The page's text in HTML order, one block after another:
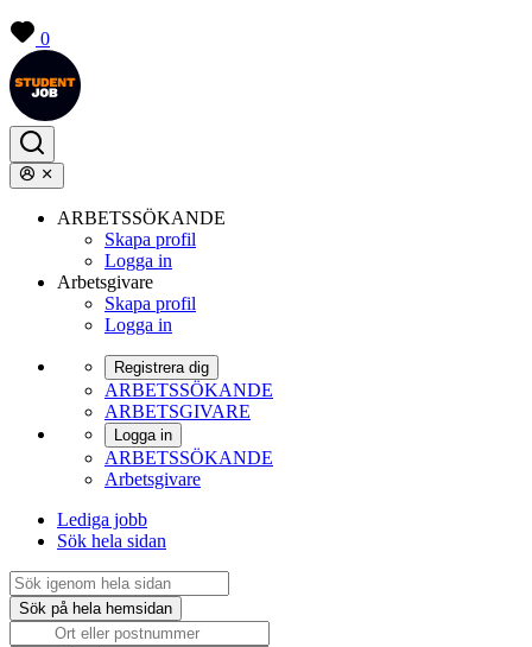
0
ARBETSSÖKANDE
Skapa profil
Logga in
Arbetsgivare
Skapa profil
Logga in
Registrera dig
ARBETSSÖKANDE
ARBETSGIVARE
Logga in
ARBETSSÖKANDE
Arbetsgivare
Lediga jobb
Sök hela sidan